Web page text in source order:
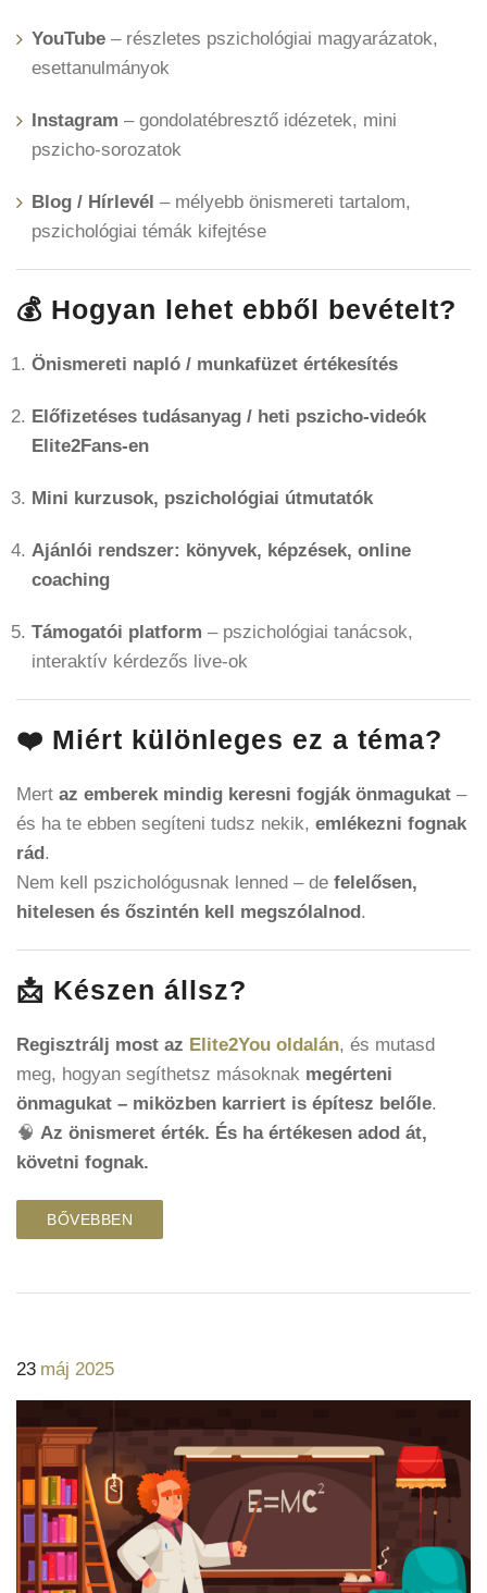
YouTube – részletes pszichológiai magyarázatok,
esettanulmányok
Instagram – gondolatébresztő idézetek, mini
pszicho-sorozatok
Blog / Hírlevél – mélyebb önismereti tartalom,
pszichológiai témák kifejtése
💰 Hogyan lehet ebből bevételt?
Önismereti napló / munkafüzet értékesítés
Előfizetéses tudásanyag / heti pszicho-videók
Elite2Fans-en
Mini kurzusok, pszichológiai útmutatók
Ajánlói rendszer: könyvek, képzések, online
coaching
Támogatói platform – pszichológiai tanácsok,
interaktív kérdezős live-ok
❤️ Miért különleges ez a téma?
Mert az emberek mindig keresni fogják önmagukat –
és ha te ebben segíteni tudsz nekik, emlékezni fognak
rád.
Nem kell pszichológusnak lenned – de felelősen,
hitelesen és őszintén kell megszólalnod.
📩 Készen állsz?
Regisztrálj most az Elite2You oldalán, és mutasd
meg, hogyan segíthetsz másoknak megérteni
önmagukat – miközben karriert is építesz belőle.
🧠 Az önismeret érték. És ha értékesen adod át,
követni fognak.
BŐVEBBEN
23 máj 2025